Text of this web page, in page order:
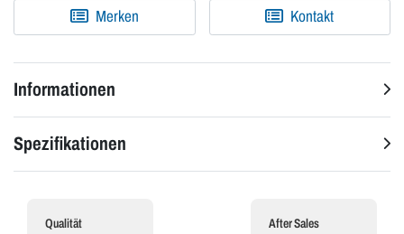
Merken Kontakt
Informationen
Spezifikationen
Qualität After Sales